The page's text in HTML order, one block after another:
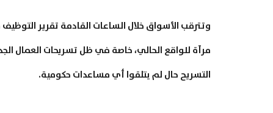
وتترقب الأسواق خلال الساعات القادمة تقرير
مرآة للواقع الحالي، خاصة في ظل تسريحات العمال
التسريح حال لم يتلقوا أي مساعدات حكومية.